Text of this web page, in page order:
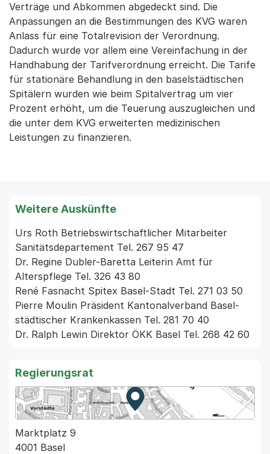
Verträge und Abkommen abgedeckt sind. Die
Anpassungen an die Bestimmungen des KVG waren
Anlass für eine Totalrevision der Verordnung.
Dadurch wurde vor allem eine Vereinfachung in der
Handhabung der Tarifverordnung erreicht. Die Tarife
für stationäre Behandlung in den baselstädtischen
Spitälern wurden wie beim Spitalvertrag um vier
Prozent erhöht, um die Teuerung auszugleichen und
die unter dem KVG erweiterten medizinischen
Leistungen zu finanzieren.
Weitere Auskünfte
Urs Roth Betriebswirtschaftlicher Mitarbeiter
Sanitätsdepartement Tel. 267 95 47
Dr. Regine Dubler-Baretta Leiterin Amt für
Alterspflege Tel. 326 43 80
René Fasnacht Spitex Basel-Stadt Tel. 271 03 50
Pierre Moulin Präsident Kantonalverband Basel-
städtischer Krankenkassen Tel. 281 70 40
Regierungsrat
Zur Karte von MapBS.
Externer Link, wird in einem
Marktplatz 9
4001 Basel